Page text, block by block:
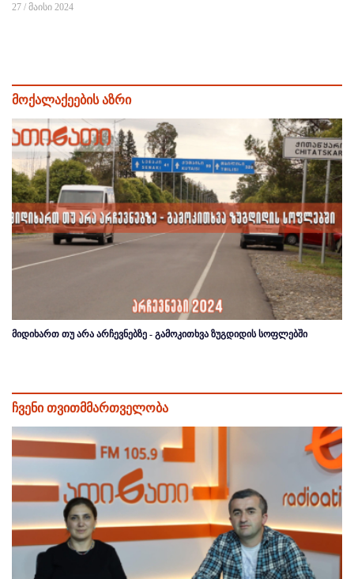
27 / მაისი 2024
მოქალაქეების აზრი
მიდიხართ თუ არა არჩევნებზე - გამოკითხვა ზუგდიდის სოფლებში
ჩვენი თვითმმართველობა